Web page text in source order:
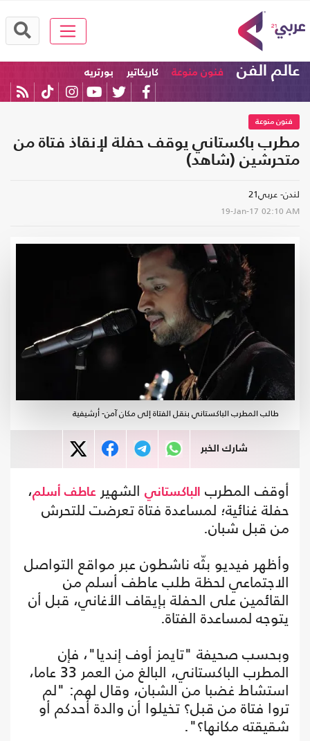
عالم الفن فنون منوعة كاريكاتير بورتريه
فنون منوعة
مطرب باكستاني يوقف حفلة لإنقاذ فتاة من
متحرشين (شاهد)
لندن- عربي21
19-Jan-17 02:10 AM
طالب المطرب الباكستاني بنقل الفتاة إلى مكان آمن- أرشيفية
شارك الخبر
أوقف المطرب الباكستاني الشهير عاطف أسلم،
حفلة غنائية؛ لمساعدة فتاة تعرضت للتحرش
من قبل شبان.
وأظهر فيديو بثّه ناشطون عبر مواقع التواصل
الاجتماعي لحظة طلب عاطف أسلم من
القائمين على الحفلة بإيقاف الأغاني، قبل أن
يتوجه لمساعدة الفتاة.
وبحسب صحيفة "تايمز أوف إنديا"، فإن
المطرب الباكستاني، البالغ من العمر 33 عاما،
استشاط غضبا من الشبان، وقال لهم: "لم
تروا فتاة من قبل؟ تخيلوا أن والدة أحدكم أو
شقيقته مكانها؟".